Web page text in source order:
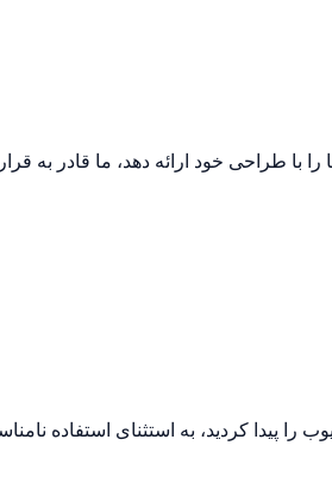
کردید، به استثنای استفاده